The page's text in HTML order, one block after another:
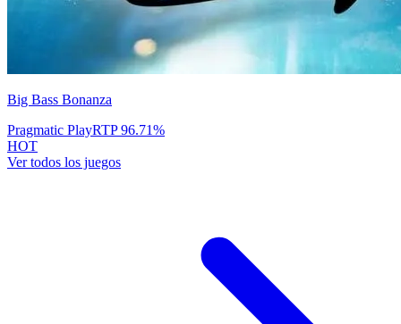
Big Bass Bonanza
Pragmatic PlayRTP96.71%
HOT
Ver todos los juegos